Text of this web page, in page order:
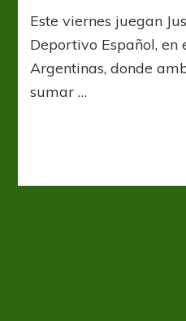
Este viernes juegan
Deportivo Español,
Argentinas, donde
sumar …